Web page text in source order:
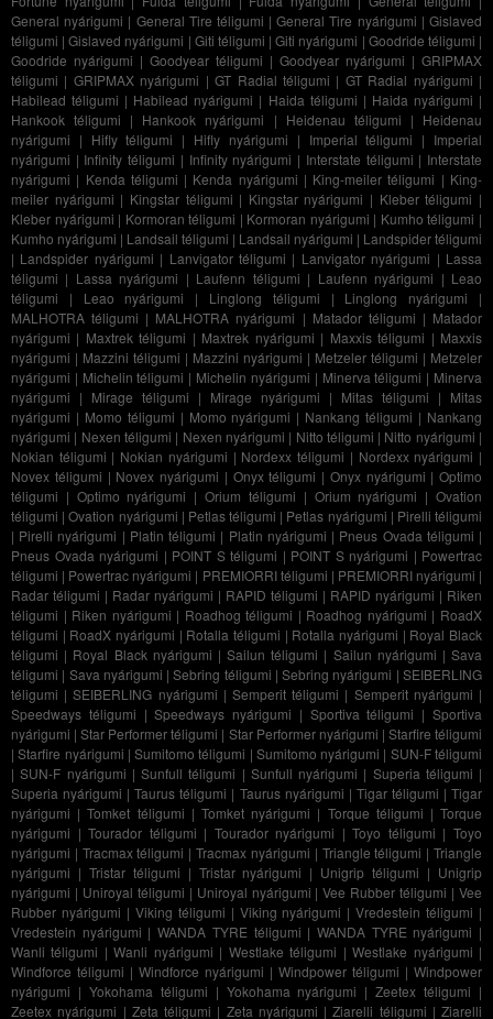
General nyárigumi | General Tire téligumi |General Tire nyárigumi |Gislaved
téligumi |Gislaved nyárigumi | Giti téligumi |Giti nyárigumi | Goodride téligumi |
Goodride nyárigumi | Goodyear téligumi | Goodyear nyárigumi | GRIPMAX
téligumi | GRIPMAX nyárigumi |GT Radial téligumi | GT Radial nyárigumi |
Habilead téligumi | Habilead nyárigumi | Haida téligumi | Haida nyárigumi |
Hankook téligumi | Hankook nyárigumi | Heidenau téligumi | Heidenau
nyárigumi | Hifly téligumi | Hifly nyárigumi | Imperial téligumi | Imperial
nyárigumi | Infinity téligumi | Infinity nyárigumi | Interstate téligumi | Interstate
nyárigumi | Kenda téligumi | Kenda nyárigumi | King-meiler téligumi | King-
meiler nyárigumi | Kingstar téligumi | Kingstar nyárigumi | Kleber téligumi |
Kleber nyárigumi | Kormoran téligumi | Kormoran nyárigumi | Kumho téligumi |
Kumho nyárigumi | Landsail téligumi | Landsail nyárigumi | Landspider téligumi
| Landspider nyárigumi | Lanvigator téligumi | Lanvigator nyárigumi | Lassa
téligumi | Lassa nyárigumi | Laufenn téligumi | Laufenn nyárigumi | Leao
téligumi | Leao nyárigumi | Linglong téligumi | Linglong nyárigumi |
MALHOTRA téligumi | MALHOTRA nyárigumi | Matador téligumi | Matador
nyárigumi | Maxtrek téligumi | Maxtrek nyárigumi | Maxxis téligumi | Maxxis
nyárigumi | Mazzini téligumi | Mazzini nyárigumi | Metzeler téligumi | Metzeler
nyárigumi | Michelin téligumi | Michelin nyárigumi | Minerva téligumi | Minerva
nyárigumi | Mirage téligumi | Mirage nyárigumi | Mitas téligumi | Mitas
nyárigumi | Momo téligumi | Momo nyárigumi | Nankang téligumi | Nankang
nyárigumi | Nexen téligumi | Nexen nyárigumi | Nitto téligumi | Nitto nyárigumi |
Nokian téligumi | Nokian nyárigumi | Nordexx téligumi | Nordexx nyárigumi |
Novex téligumi | Novex nyárigumi | Onyx téligumi | Onyx nyárigumi | Optimo
téligumi | Optimo nyárigumi |Orium téligumi | Orium nyárigumi |Ovation
téligumi |Ovation nyárigumi | Petlas téligumi | Petlas nyárigumi | Pirelli téligumi
| Pirelli nyárigumi | Platin téligumi | Platin nyárigumi | Pneus Ovada téligumi |
Pneus Ovada nyárigumi | POINT S téligumi | POINT S nyárigumi | Powertrac
téligumi | Powertrac nyárigumi | PREMIORRI téligumi | PREMIORRI nyárigumi |
Radar téligumi | Radar nyárigumi | RAPID téligumi | RAPID nyárigumi | Riken
téligumi | Riken nyárigumi | Roadhog téligumi | Roadhog nyárigumi | RoadX
téligumi | RoadX nyárigumi | Rotalla téligumi | Rotalla nyárigumi | Royal Black
téligumi | Royal Black nyárigumi |Sailun téligumi | Sailun nyárigumi |Sava
téligumi | Sava nyárigumi |Sebring téligumi |Sebring nyárigumi |SEIBERLING
téligumi |SEIBERLING nyárigumi |Semperit téligumi | Semperit nyárigumi |
Speedways téligumi |Speedways nyárigumi | Sportiva téligumi |Sportiva
nyárigumi |Star Performer téligumi | Star Performer nyárigumi | Starfire téligumi
|Starfire nyárigumi |Sumitomo téligumi | Sumitomo nyárigumi | SUN-F téligumi
|SUN-F nyárigumi | Sunfull téligumi | Sunfull nyárigumi | Superia téligumi |
Superia nyárigumi |Taurus téligumi | Taurus nyárigumi | Tigar téligumi |Tigar
nyárigumi |Tomket téligumi | Tomket nyárigumi | Torque téligumi |Torque
nyárigumi |Tourador téligumi | Tourador nyárigumi |Toyo téligumi |Toyo
nyárigumi | Tracmax téligumi |Tracmax nyárigumi | Triangle téligumi |Triangle
nyárigumi | Tristar téligumi | Tristar nyárigumi | Unigrip téligumi | Unigrip
nyárigumi | Uniroyal téligumi | Uniroyal nyárigumi |Vee Rubber téligumi |Vee
Rubber nyárigumi | Viking téligumi | Viking nyárigumi |Vredestein téligumi |
Vredestein nyárigumi |WANDA TYRE téligumi | WANDA TYRE nyárigumi |
Wanli téligumi |Wanli nyárigumi | Westlake téligumi |Westlake nyárigumi |
Windforce téligumi | Windforce nyárigumi | Windpower téligumi | Windpower
nyárigumi | Yokohama téligumi | Yokohama nyárigumi |Zeetex téligumi |
Zeetex nyárigumi | Zeta téligumi | Zeta nyárigumi |Ziarelli téligumi | Ziarelli